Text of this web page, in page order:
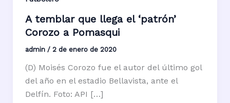
A temblar que llega el ‘patrón’
Corozo a Pomasqui
admin / 2 de enero de 2020
(D) Moisés Corozo fue el autor del último gol
del año en el estadio Bellavista, ante el
Delfín. Foto: API […]